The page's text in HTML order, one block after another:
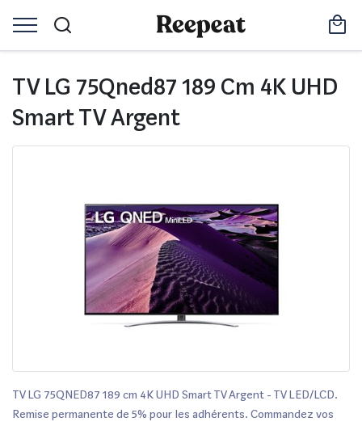
TV LG 75Qned87 189 Cm 4K UHD
Smart TV Argent
TV LG 75QNED87 189 cm 4K UHD Smart TV Argent - TV LED/LCD.
Remise permanente de 5% pour les adhérents. Commandez vos